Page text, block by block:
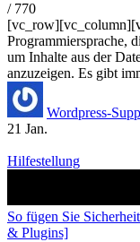
/ 770
Programmiersprache,
um Inhalte aus der
anzuzeigen. Es gibt
Wordpress-
21 Jan.
Hilfestellung
So fügen Sie
& Plugins]